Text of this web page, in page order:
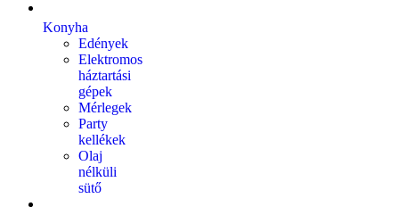
Konyha
Edények
Elektromos
háztartási
gépek
Mérlegek
Party
kellékek
Olaj
nélküli
sütő